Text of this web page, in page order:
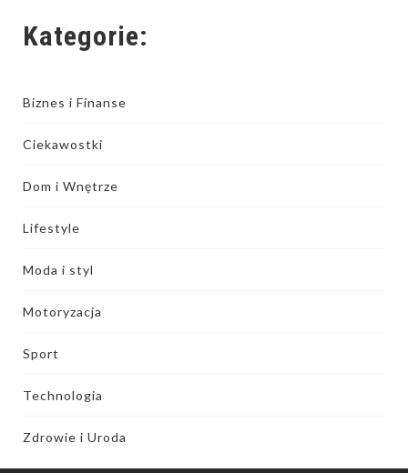
Kategorie:
Biznes i Finanse
Ciekawostki
Dom i Wnętrze
Lifestyle
Moda i styl
Motoryzacja
Sport
Technologia
Zdrowie i Uroda